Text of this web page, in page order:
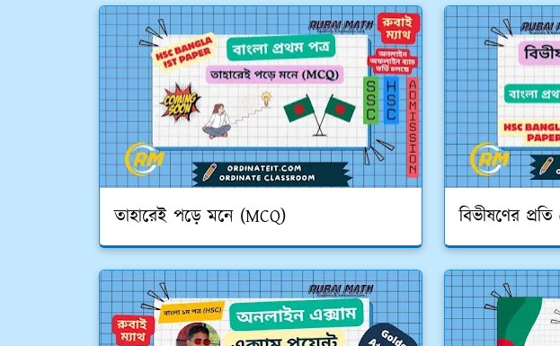
তাহারেই পড়ে মনে (MCQ) বিভীষণের